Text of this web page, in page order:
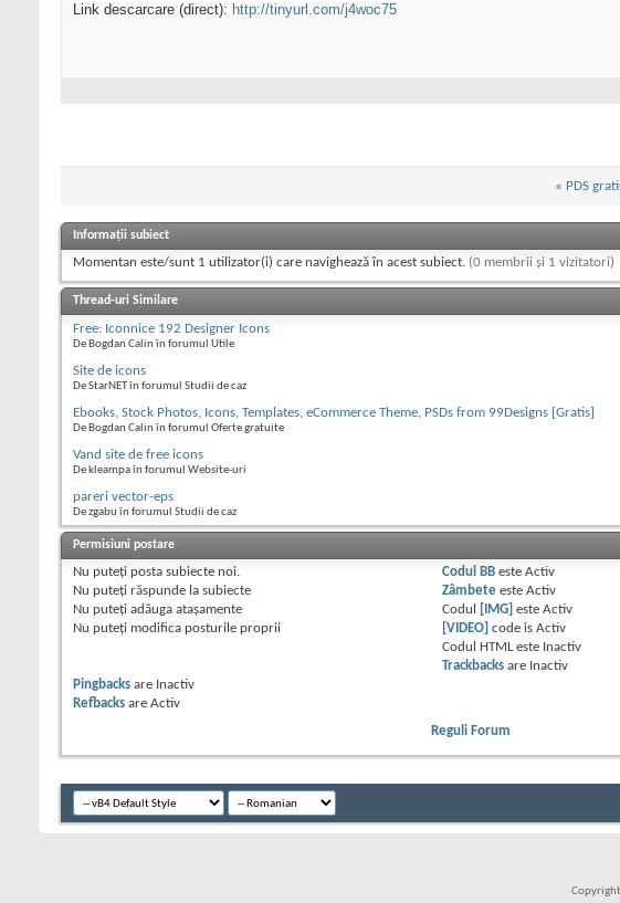
Link descarcare (direct): http://tinyurl.com/j4woc75
« PDS
Informații subiect
Momentan este/sunt 1 utilizator(i) care navighează în acest subiect. (0 membrii și 1 vizitatori)
Thread-uri Similare
Free: Iconnice 192 Designer Icons
De Bogdan Calin în forumul Utile
Site de icons
De StarNET în forumul Studii de caz
Ebooks, Stock Photos, Icons, Templates, eCommerce Theme, PSDs from 99Designs [Gratis]
De Bogdan Calin în forumul Oferte gratuite
Vand site de free icons
De kleampa în forumul Website-uri
pareri vector-eps
De zgabu în forumul Studii de caz
Permisiuni postare
Nu puteţi posta subiecte noi.
Nu puteţi răspunde la subiecte
Nu puteţi adăuga ataşamente
Nu puteţi modifica posturile proprii
Codul BB esteActiv
Zâmbete esteActiv
Codul
[IMG] esteActiv
[VIDEO] code isActiv
Codul HTML este Inactiv
Trackbacks are Inactiv
Pingbacks are Inactiv
Refbacks are Activ
Reguli Forum